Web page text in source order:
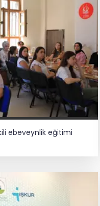
ebeveynlik eğitimi